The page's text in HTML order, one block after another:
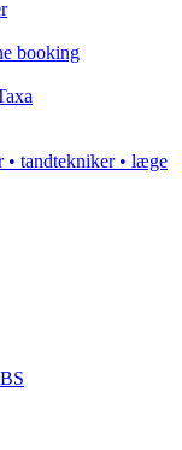
booking
• tandtekniker • læge